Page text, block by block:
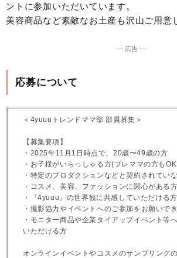
ントに参加いただいています。
美容商品など素敵なお土産も沢山ご用意
― 広告 ―
応募について
＜4yuuuトレンドママ部 部員募集＞
【募集要項】
・2025年11月1日時点で、20歳〜49歳の方
・お子様がいらっしゃる方(プレママの方も
・特定のプロダクションなどと契約されてい
・コスメ、美容、ファッションに関心がある方
・『4yuuu』の世界観に共感していただける方
・撮影協力やイベントへのご参加をお願いで
・モニター商品や企業タイアップイベント等
いただける方
オンラインイベントやコスメのサンプリング